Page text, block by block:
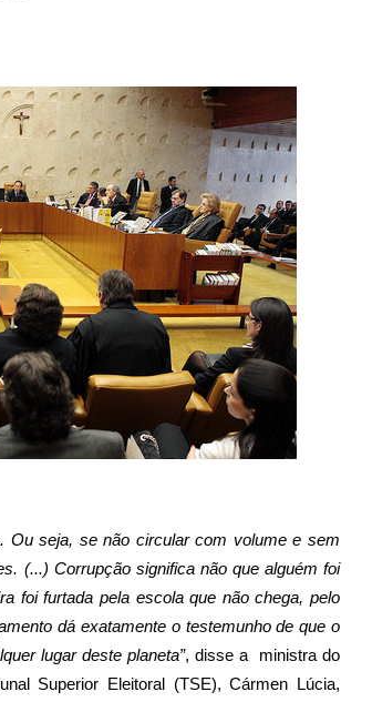
Ou seja, se não circular com volume e sem
(...) Corrupção significa não que alguém foi
foi furtada pela escola que não chega, pelo
dá exatamente o testemunho de que o
lugar deste planeta”, disse a ministra do
Superior Eleitoral (TSE), Cármen Lúcia,